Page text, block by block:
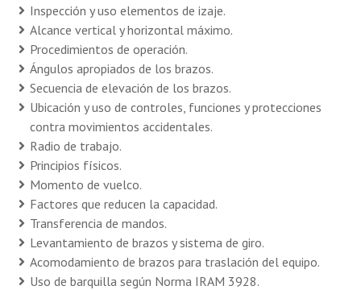
Inspección y uso elementos de izaje.
Alcance vertical y horizontal máximo.
Procedimientos de operación.
Ángulos apropiados de los brazos.
Secuencia de elevación de los brazos.
Ubicación y uso de controles, funciones y protecciones
contra movimientos accidentales.
Radio de trabajo.
Principios físicos.
Momento de vuelco.
Factores que reducen la capacidad.
Transferencia de mandos.
Levantamiento de brazos y sistema de giro.
Acomodamiento de brazos para traslación del equipo.
Uso de barquilla según Norma IRAM 3928.